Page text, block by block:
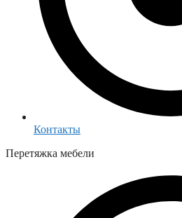
Контакты
Перетяжка мебели